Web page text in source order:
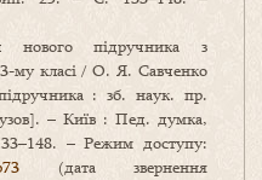
нового підручника з
му класі / О. Я. Савченко
: зб. наук. пр.
– Київ : Пед. думка,
– Режим доступу:
(дата звернення